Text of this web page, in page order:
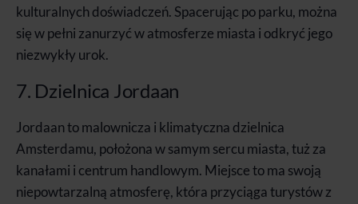
kulturalnych doświadczeń. Spacerując po parku, można
się w pełni zanurzyć w atmosferze miasta i odkryć jego
niezwykły urok.
7. Dzielnica Jordaan
Jordaan to malownicza i klimatyczna dzielnica
Amsterdamu, położona w samym sercu miasta, tuż za
kanałami i centrum handlowym. Miejsce to ma swoją
niepowtarzalną atmosferę, która przyciąga turystów z